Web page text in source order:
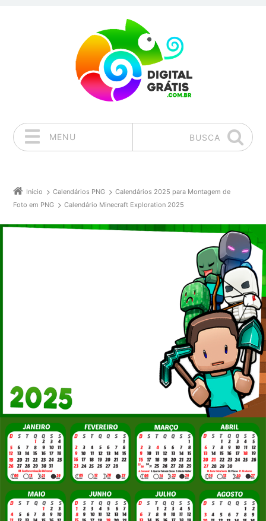
MENU BUSCA
Início Calendários PNG
Calendários 2025 para Montagem de
Foto em PNG
Calendário Minecraft Exploration 2025